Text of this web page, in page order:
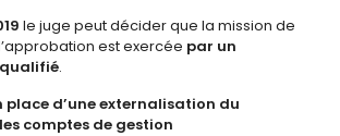
le juge peut décider que la mission de
est exercée par un
.
place d’une externalisation du
comptes de gestion